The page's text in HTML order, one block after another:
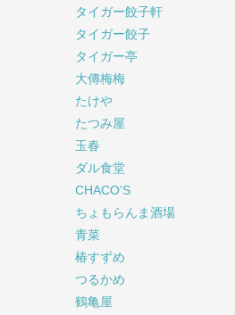
タイガー餃子軒
タイガー餃子
タイガー亭
大傳梅梅
たけや
たつみ屋
玉春
ダル食堂
CHACO'S
ちょもらんま酒場
青菜
椿すずめ
つるかめ
鶴亀屋